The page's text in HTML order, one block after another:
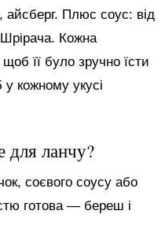
айсберг. Плюс соус: від
Шрірача. Кожна
її було зручно їсти
кожному укусі
для ланчу?
соєвого соусу або
готова — береш і